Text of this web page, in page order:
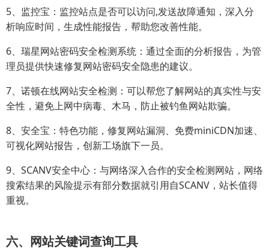
5、监控宝：监控站点是否可以访问,发送故障通知，深入分
析响应时间，生成性能报告，帮助您改善性能。
6、瑞星网站密码安全检测系统：通过全面的分析报告，为管
理员提供快速修复网站密码安全隐患的建议。
7、诺顿在线网站安全检测：可以帮您了解网站的真实性与安
全性，避免上网中病毒、木马，防止被钓鱼网站欺骗。
8、安全宝：特色功能，修复网站漏洞、免费miniCDN加速、
可视化网站报告，创新工场旗下一员。
9、SCANV安全中心：与网络深入合作的安全检测网站，网络
搜索结果的风险提示有部分数据就引用自SCANV，站长值得
重视。
六、网站关键词查询工具